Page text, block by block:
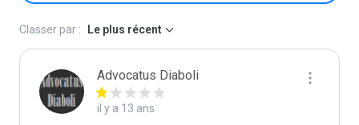
Classer par : Le plus récent
Advocatus Diaboli
il y a 13 ans